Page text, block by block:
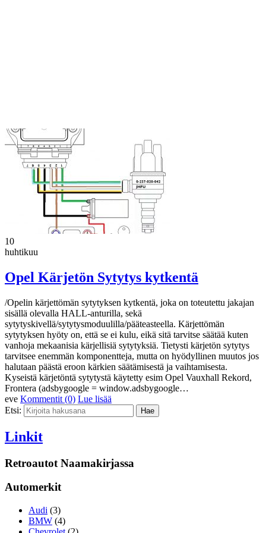
10
huhtikuu
Opel Kärjetön Sytytys kytkentä
/Opelin kärjettömän sytytyksen kytkentä, joka on toteutettu jakajan
sisällä olevalla HALL-anturilla, sekä
sytytyskivellä/sytytysmoduulilla/pääteasteella. Kärjettömän
sytytyksen hyöty on, että se ei kulu, eikä sitä tarvitse säätää kuten
vanhoja mekaanisia kärjellisiä sytytyksiä. Tietysti kärjetön sytytys
tarvitsee enemmän komponentteja, mutta on hyödyllinen muutos jos
halutaan päästä eroon kärkien säätämisestä ja vaihtamisesta.
Kyseistä kärjetöntä sytytystä käytetty esim Opel Vauxhall Rekord,
Frontera (adsbygoogle = window.adsbygoogle…
eve Kommentit (0) Lue lisää
Etsi:
Linkit
Retroautot Naamakirjassa
Automerkit
Audi (3)
BMW (4)